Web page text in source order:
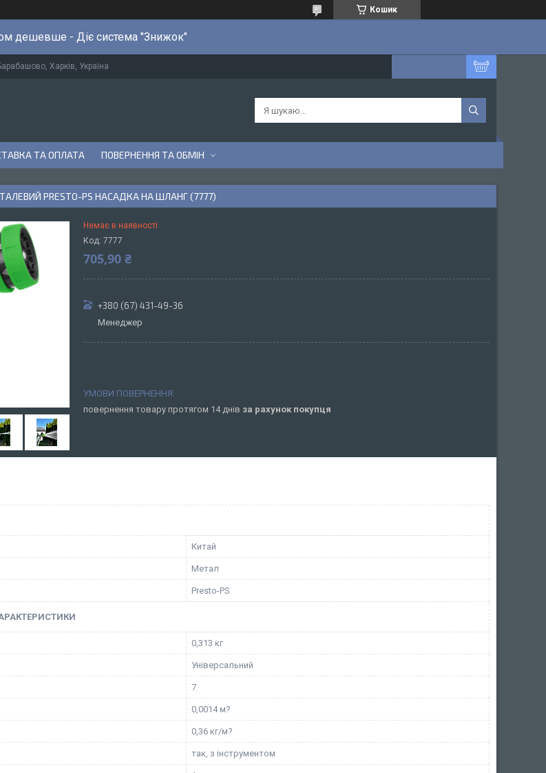
Кошик
дешевше - Діє система "Знижок"
Харків, Україна
ТА ОПЛАТА ПОВЕРНЕННЯ ТА ОБМІН
PRESTO-PS НАСАДКА НА ШЛАНГ (7777)
Немає в наявності
Код: 7777
705,90 ₴
+380 (67) 431-49-36
Менеджер
повернення товару протягом 14 днів за рахунок покупця
Китай
Метал
Presto-PS
0,313 кг
Універсальний
7
0,0014 м?
0,36 кг/м?
так, з інструментом